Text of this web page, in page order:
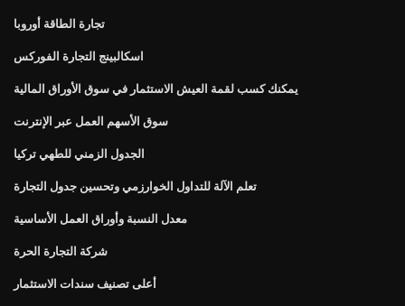
تجارة الطاقة أوروبا
اسكالبينج التجارة الفوركس
يمكنك كسب لقمة العيش الاستثمار في سوق الأوراق المالية
سوق الأسهم العمل عبر الإنترنت
الجدول الزمني للطهي تركيا
تعلم الآلة للتداول الخوارزمي وتحسين جدول التجارة
معدل النسبة وأوراق العمل الأساسية
شركة التجارة الحرة
أعلى تصنيف سندات الاستثمار